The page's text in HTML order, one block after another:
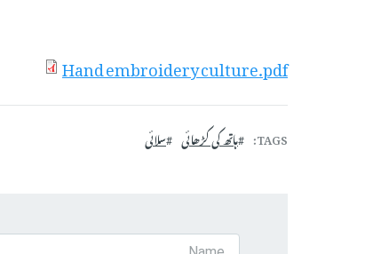
Hand embroidery culture.pdf
TAGS ہاتھ کی کڑھائی سلائی